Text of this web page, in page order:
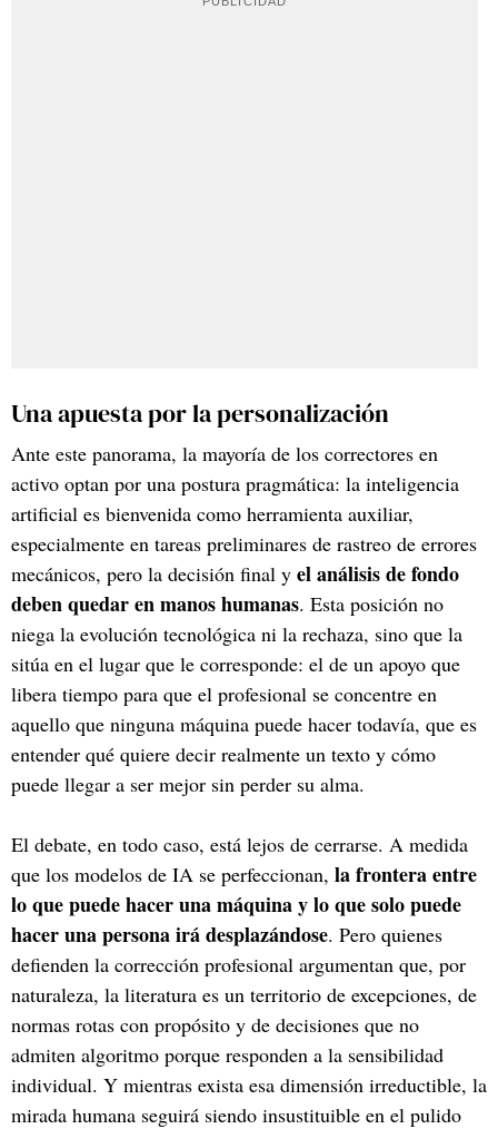
Una apuesta por la personalización
Ante este panorama, la mayoría de los correctores en
activo optan por una postura pragmática: la inteligencia
artificial es bienvenida como herramienta auxiliar,
especialmente en tareas preliminares de rastreo de errores
mecánicos, pero la decisión final y el análisis de fondo
deben quedar en manos humanas. Esta posición no
niega la evolución tecnológica ni la rechaza, sino que la
sitúa en el lugar que le corresponde: el de un apoyo que
libera tiempo para que el profesional se concentre en
aquello que ninguna máquina puede hacer todavía, que es
entender qué quiere decir realmente un texto y cómo
puede llegar a ser mejor sin perder su alma.
El debate, en todo caso, está lejos de cerrarse. A medida
que los modelos de IA se perfeccionan, la frontera entre
lo que puede hacer una máquina y lo que solo puede
hacer una persona irá desplazándose. Pero quienes
defienden la corrección profesional argumentan que, por
naturaleza, la literatura es un territorio de excepciones, de
normas rotas con propósito y de decisiones que no
admiten algoritmo porque responden a la sensibilidad
individual. Y mientras exista esa dimensión irreductible, la
mirada humana seguirá siendo insustituible en el pulido